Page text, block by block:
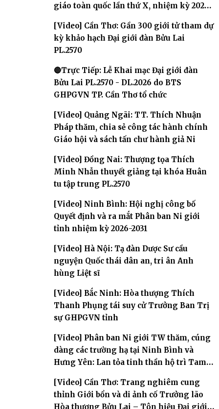
giáo toàn quốc lần thứ X, nhiệm kỳ 2026-
[Video] Cần Thơ: Gần 300 giới tử tham dự
kỳ khảo hạch Đại giới đàn Bửu Lai
PL.2570
🔴Trực Tiếp: Lễ Khai mạc Đại giới đàn
Bửu Lai PL.2570 - DL.2026 do BTS
GHPGVN TP. Cần Thơ tổ chức
[Video] Quảng Ngãi: TT. Thích Nhuận
Pháp thăm, chia sẻ công tác hành chính
Giáo hội và sách tấn chư hành giả Ni
[Video] Đồng Nai: Thượng tọa Thích
Minh Nhẫn thuyết giảng tại khóa Huân
tu tập trung PL.2570
[Video] Ninh Bình: Hội nghị công bố
Quyết định và ra mắt Phân ban Ni giới
tỉnh nhiệm kỳ 2026-2031
[Video] Hà Nội: Tạ đàn Dược Sư cầu
nguyện Quốc thái dân an, tri ân Anh
hùng Liệt sĩ
[Video] Bắc Ninh: Hòa thượng Thích
Thanh Phụng tái suy cử Trưởng Ban Trị
sự GHPGVN tỉnh
[Video] Phân ban Ni giới TW thăm, cúng
dàng các trường hạ tại Ninh Bình và
Hưng Yên: Lan tỏa tinh thần hộ trì Tam
[Video] Cần Thơ: Trang nghiêm cung
thỉnh Giới bổn và di ảnh cố Trưởng lão
Hòa thượng Bửu Lai – Tôn hiệu Đại giới